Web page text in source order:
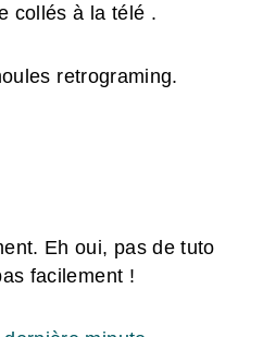
collés à la télé .
retrograming.
Eh oui, pas de tuto
facilement !